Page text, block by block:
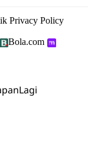
Privacy Policy
Bola.com